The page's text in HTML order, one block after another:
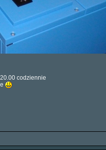
codziennie